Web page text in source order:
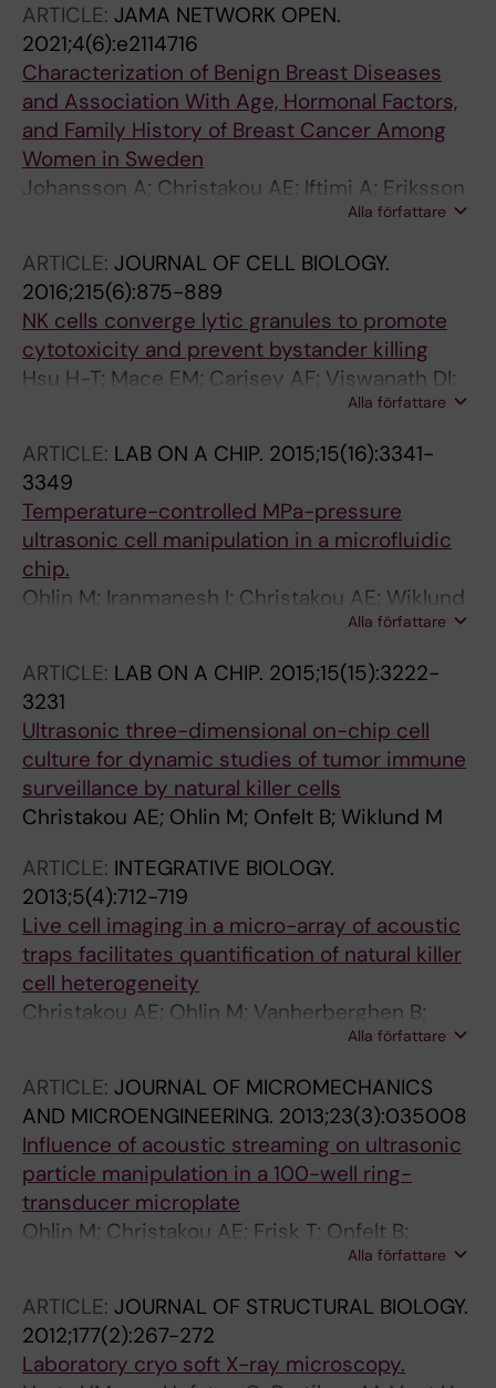
ARTICLE: JAMA NETWORK OPEN.
2021;4(6):e2114716
Characterization of Benign Breast Diseases
and Association With Age, Hormonal Factors,
and Family History of Breast Cancer Among
Women in Sweden
Johansson A; Christakou AE; Iftimi A; Eriksson
M; Tapia J; Skoog L; Benz CC; Rodriguez-
Alla författare
ARTICLE: JOURNAL OF CELL BIOLOGY.
2016;215(6):875-889
NK cells converge lytic granules to promote
cytotoxicity and prevent bystander killing
Hsu H-T; Mace EM; Carisey AF; Viswanath DI;
Christakou AE; Wiklund M; Onfelt B; Orange JS
Alla författare
ARTICLE: LAB ON A CHIP. 2015;15(16):3341-
3349
Temperature-controlled MPa-pressure
ultrasonic cell manipulation in a microfluidic
chip.
Ohlin M; Iranmanesh I; Christakou AE; Wiklund
Alla författare
ARTICLE: LAB ON A CHIP. 2015;15(15):3222-
3231
Ultrasonic three-dimensional on-chip cell
culture for dynamic studies of tumor immune
surveillance by natural killer cells
Christakou AE; Ohlin M; Onfelt B; Wiklund M
ARTICLE: INTEGRATIVE BIOLOGY.
2013;5(4):712-719
Live cell imaging in a micro-array of acoustic
traps facilitates quantification of natural killer
cell heterogeneity
Christakou AE; Ohlin M; Vanherberghen B;
Khorshidi MA; Kadri N; Frisk T; Wiklund M;
Alla författare
ARTICLE: JOURNAL OF MICROMECHANICS
AND MICROENGINEERING. 2013;23(3):035008
Influence of acoustic streaming on ultrasonic
particle manipulation in a 100-well ring-
transducer microplate
Ohlin M; Christakou AE; Frisk T; Onfelt B;
Alla författare
ARTICLE: JOURNAL OF STRUCTURAL BIOLOGY.
2012;177(2):267-272
Laboratory cryo soft X-ray microscopy.